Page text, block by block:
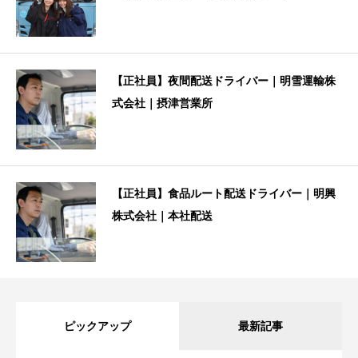
【正社員】夜間配送ドライバー｜明雪運輸株
式会社｜摂津営業所
【正社員】食品ルート配送ドライバー｜明興
株式会社｜本社配送
ピックアップ 最新記事